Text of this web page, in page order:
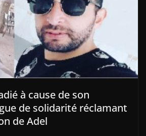
à cause de son
de solidarité réclamant
de Adel